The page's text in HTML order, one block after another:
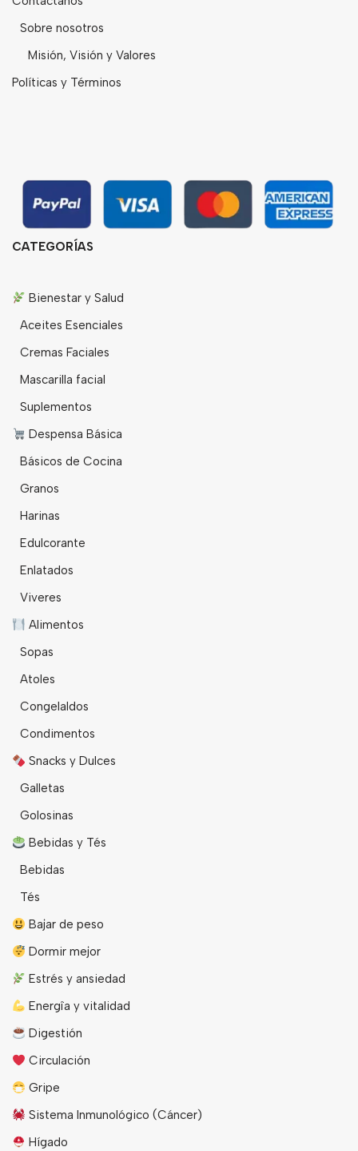
Sobre nosotros
Misión, Visión y Valores
Políticas y Términos
CATEGORÍAS
Bienestar y Salud
Aceites Esenciales
Cremas Faciales
Mascarilla facial
Suplementos
Despensa Básica
Básicos de Cocina
Granos
Harinas
Edulcorante
Enlatados
Viveres
Alimentos
Sopas
Atoles
Congelaldos
Condimentos
Snacks y Dulces
Galletas
Golosinas
Bebidas y Tés
Bebidas
Tés
Bajar de peso
Dormir mejor
Estrés y ansiedad
Energîa y vitalidad
Digestión
Circulación
Gripe
Sistema Inmunológico (Cáncer)
Hígado